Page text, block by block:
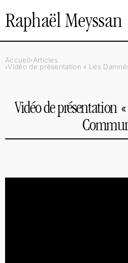
Raphaël Meyssan
Accueil Articles
Vidéo de présentation « Les
Vidéo de présentation «